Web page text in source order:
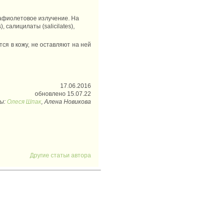
излучение. На
салицилаты (salicilates),
в кожу, не оставляют на ней
17.06.2016
обновлено 15.07.22
Олеся Шпак, Алена Новикова
Другие статьи автора